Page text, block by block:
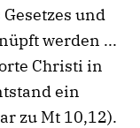
und
werden ...
Christi in
ein
zu Mt 10,12).